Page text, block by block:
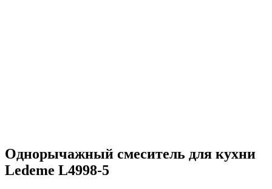
Однорычажный смеситель для кухни
Ledeme L4998-5